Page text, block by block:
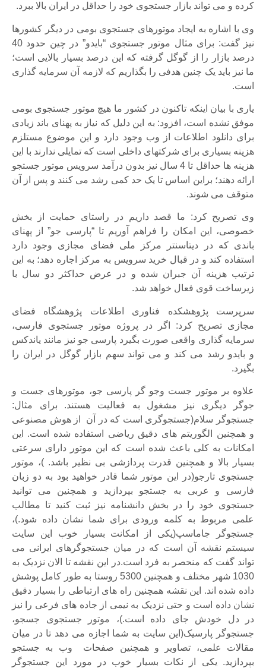
کرده و می تواند بازار جستجوی خود را حداقل در ایران بالا ببرد.
وی با اشاره به ایجاد موتورهای جستجوی بومی در دیگر کشورها
نیز گفت: برای مثال موتور جستجوی “بایدو” در چین حدود 40
درصد بازار را از گوگل گرفته که این درصد بسیار بالایی است؛
ما نیز باید یک چنین هدفی را بگذاریم که لازمه آن سرمایه گذاری
است.
یاری با بیان اینکه تاکنون در کشور ما هیچ موتور جستجوی بومی
موفق نشده است، افزود: به این دلیل که نیاز به پهنای باند زیادی
برای دانلود اطلاعات از وب وجود دارد و این موضوع مستلزم
هزینه بسیاری برای شرکتهای داخلی است که تمایلی ندارند با این
هزینه ها حداقل تا 4 سال نیز بدون درآمد سرویس موتور جستجو
ارائه دهند؛ براین اساس تا یک حد کمی رشد می کنند و پس از آن
متوقف می شوند.
وی تصریح کرد: ما قصد داریم در راستای حمایت از بخش
خصوصی، این امکان را فراهم آوریم تا “پارسی جو” از پهنای
باندی که در دیتاسنتر مرکز ملی فضای مجازی وجود دارد
استفاده کند و در قبال خرید سرویس به مرکز اجاره دهد؛ به این
ترتیب هزینه آن جبران شده و در عرض حداکثر دو سال با
زیرساخت قوی فعال خواهد شد.
سرپرست پژوهشکده فناوری اطلاعات پژوهشگاه فضای
مجازی تصریح کرد: اگر در پروژه موتور جستجوی فارسی،
سرمایه گذاری واقعی صورت بگیرد پارسی جو نیز مانند یاندکس
و بایدو رشد می کند و می تواند سهم بازار گوگل در ایران را
بگیرد.
علاوه بر موتور جست وجو گر پارسی جو، موتورهای جست و
جوگر دیگری نیز مشغول به فعالیت هستند. برای مثال:
جستجوگر سلام(جستجوگری است که در آن از هوش مصنوعی
و همچنین الگوریتم های دقیق ریاضی استفاده شده است. این
امکانات به کلی باعث شده است که این موتور دارای سرعتی
بسیار بالا و همچنین قدرت پردازشی بی نظیر باشد. )، موتور
جستجوی تارجو(در این موتور شما قادر خواهید بود به دو زبان
فارسی و عربی به جستجو بپردازید و همچنین می توانید
جستجوی خود را در بخش دانشنامه نیز ثبت کنید تا مطالب
علمی مربوط به کلمه ورودی برای شما نشان داده شود.)،
جستجوگر جاماسپ(یکی از امکانت بسیار خوب این سایت
سیستم نقشه آن است که در میان جستجوگرهای ایرانی می
تواند گفت که منحصر به فرد است.در این نقشه تا الان نزدیک به
1030 شهر مختلف و همچنین 5300 روستا به طور کامل پوشش
داده شده اند. این نقشه همچنین راه های ارتباطی را بسیار دقیق
نشان داده است و حتی نزدیک به نیمی از جاده های فرعی را نیز
در دل خودش جای داده است.)، موتور جستجوی جسجو،
جستجوگر پارسیک(این سایت به شما اجازه می دهد تا در میان
مقالات علمی، تصاویر و همچنین صفحات وب به جستجو
بپردازید. یکی از نکات بسیار خوب در مورد این جستجوگر